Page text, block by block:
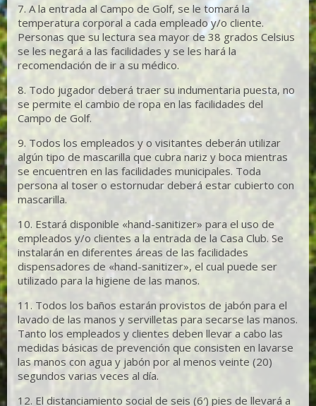
7. A la entrada al Campo de Golf, se le tomará la
temperatura corporal a cada empleado y/o cliente.
Personas que su lectura sea mayor de 38 grados Celsius
se les negará a las facilidades y se les hará la
recomendación de ir a su médico.
8. Todo jugador deberá traer su indumentaria puesta, no
se permite el cambio de ropa en las facilidades del
Campo de Golf.
9. Todos los empleados y o visitantes deberán utilizar
algún tipo de mascarilla que cubra nariz y boca mientras
se encuentren en las facilidades municipales. Toda
persona al toser o estornudar deberá estar cubierto con
mascarilla.
10. Estará disponible «hand-sanitizer» para el uso de
empleados y/o clientes a la entrada de la Casa Club. Se
instalarán en diferentes áreas de las facilidades
dispensadores de «hand-sanitizer», el cual puede ser
utilizado para la higiene de las manos.
11. Todos los baños estarán provistos de jabón para el
lavado de las manos y servilletas para secarse las manos.
Tanto los empleados y clientes deben llevar a cabo las
medidas básicas de prevención que consisten en lavarse
las manos con agua y jabón por al menos veinte (20)
segundos varias veces al día.
12. El distanciamiento social de seis (6′) pies de llevará a